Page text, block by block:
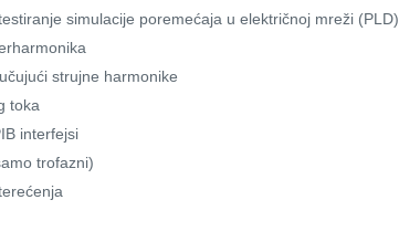
simulacije poremećaja u električnoj mreži (PLD)
strujne harmonike
toka
interfejsi
trofazni)